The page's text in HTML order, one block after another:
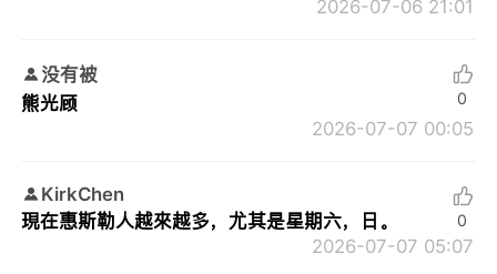
2026-07-06 21:01
没有被
熊光顾
2026-07-07 00:05
0
KirkChen
現在惠斯勒人越來越多，尤其是星期六，日。
2026-07-07 05:07
0